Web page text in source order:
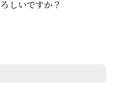
しいですか？